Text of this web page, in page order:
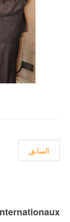
المقال السابق:
السابق